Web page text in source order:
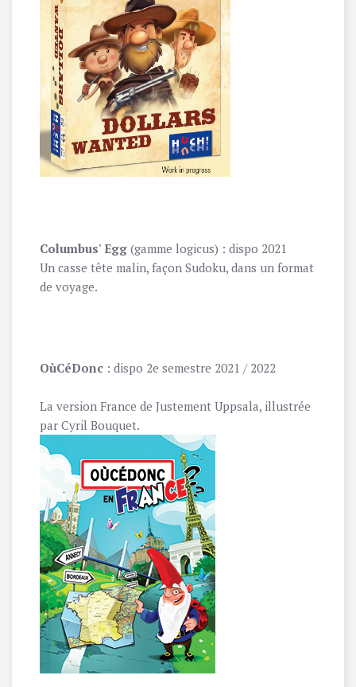
Columbus' Egg (gamme logicus) : dispo 2021
Un casse tête malin, façon Sudoku, dans un format
de voyage.
OùCéDonc : dispo 2e semestre 2021 / 2022
La version France de Justement Uppsala, illustrée
par Cyril Bouquet.